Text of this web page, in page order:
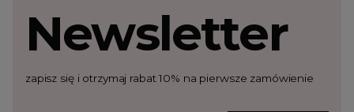
Newsletter
zapisz się i otrzymaj rabat 10% na pierwsze zamówienie